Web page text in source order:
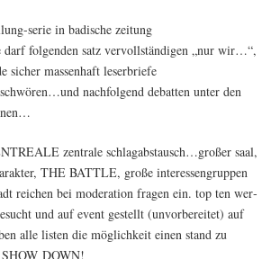
serie in badi­sche zeitung
darf fol­gen­den satz ver­voll­stän­di­gen „nur wir…“,
sicher mas­sen­haft leser­brie­fe
nach­fol­gend debat­ten unter den
zen­tra­le schlagabstausch…großer saal,
THE BATTLE, gro­ße inter­es­sen­grup­pen
rei­chen bei mode­ra­ti­on fra­gen ein. top ten wer­
und auf event gestellt (unvor­be­rei­tet) auf
alle lis­ten die mög­lich­keit einen stand zu
SHOW DOWN!